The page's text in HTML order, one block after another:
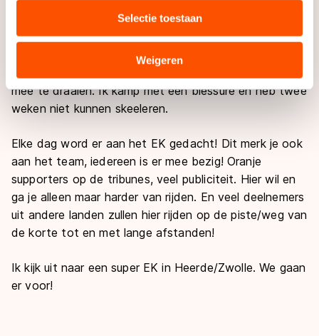
combineren met andere gegevens die u aan hen heeft
verstrekt of die zij hebben verzameld via hun services.
Sommige partners kunnen gegevens doorgeven aan
landen buiten de EU, zoals de VS, waar mogelijk geen
adequaat beschermingsniveau geldt volgens de GDPR.
Door op ‘Toestaan’ te klikken, stemt u in met deze
Selectie toestaan
Weigeren
Deze maand zullen we veel aan snelheid doen, zoals
veel motorpacen achter de auto. Aankomende week
gaan we met de hele selectie op trainingskamp.
Hopelijk ben ik zelf dan weer helemaal top fit om alles
mee te draaien. Ik kamp met een blessure en heb twee
weken niet kunnen skeeleren.
Elke dag word er aan het EK gedacht! Dit merk je ook
aan het team, iedereen is er mee bezig! Oranje
supporters op de tribunes, veel publiciteit. Hier wil en
ga je alleen maar harder van rijden. En veel deelnemers
uit andere landen zullen hier rijden op de piste/weg van
de korte tot en met lange afstanden!
Ik kijk uit naar een super EK in Heerde/Zwolle. We gaan
er voor!